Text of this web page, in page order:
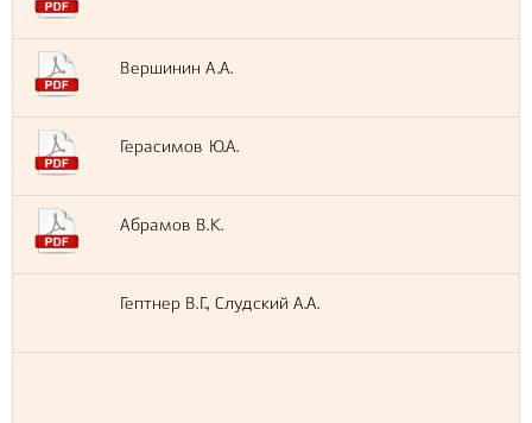
Вершинин А.А.
Герасимов Ю.А.
Абрамов В.К.
Гептнер В.Г., Слудский А.А.